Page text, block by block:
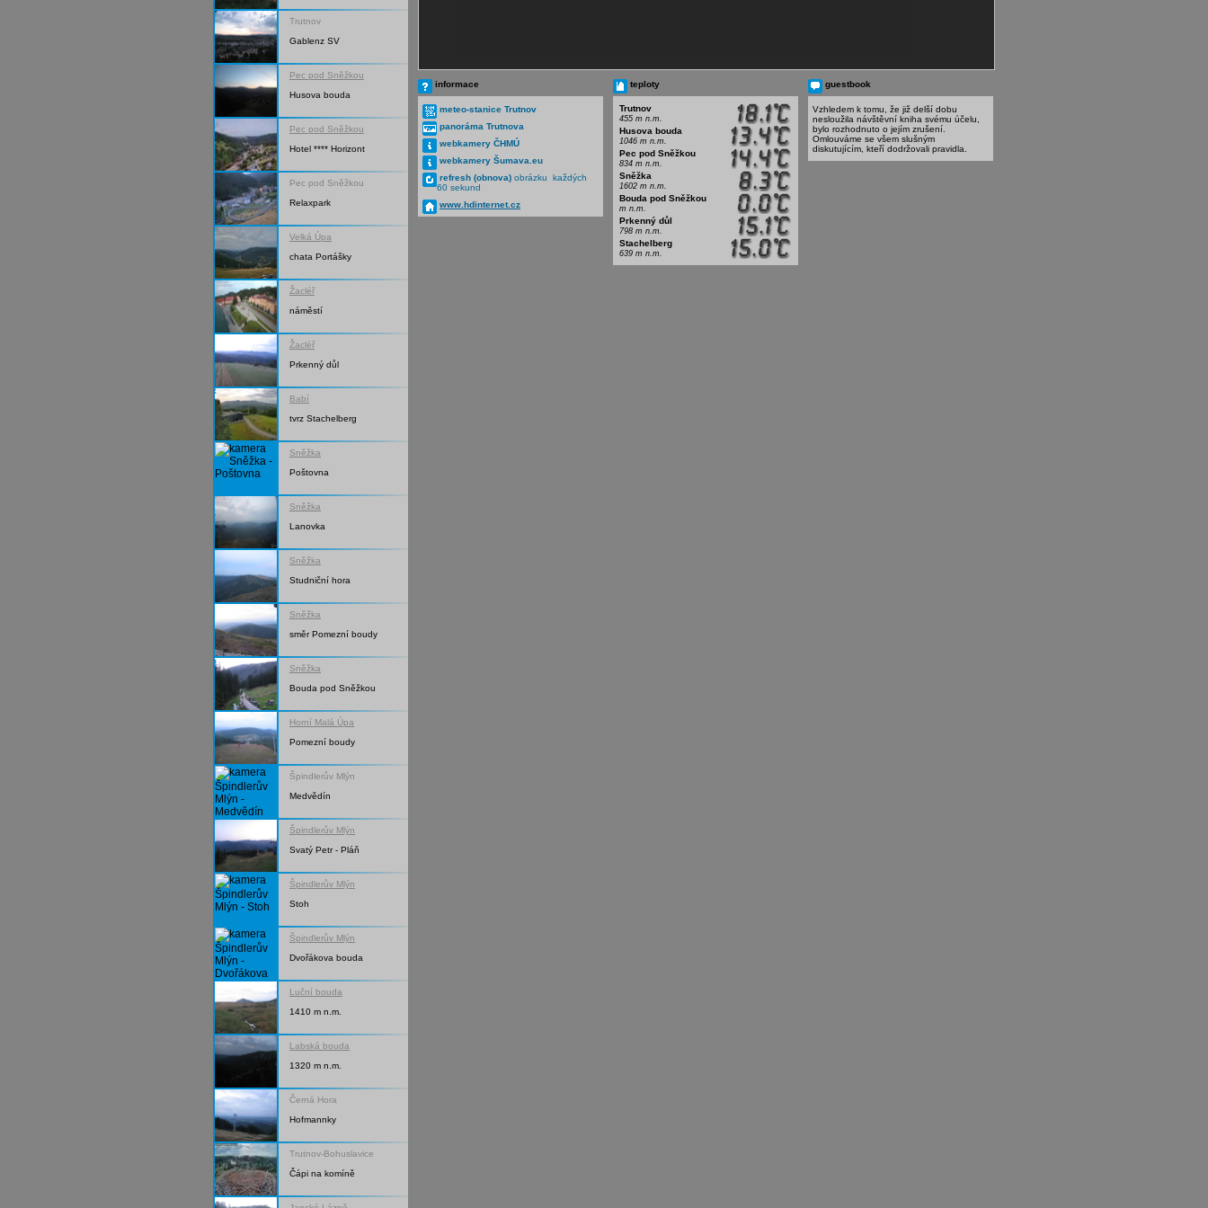
Trutnov
Gablenz SV
Pec pod Sněžkou
Husova bouda
Pec pod Sněžkou
Hotel **** Horizont
Pec pod Sněžkou
Relaxpark
Velká Úpa
chata Portášky
Žacléř
náměstí
Žacléř
Prkenný důl
Babí
tvrz Stachelberg
Sněžka
Poštovna
Sněžka
Lanovka
Sněžka
Studniční hora
Sněžka
směr Pomezní boudy
Sněžka
Bouda pod Sněžkou
Horní Malá Úpa
Pomezní boudy
Špindlerův Mlýn
Medvědín
Špindlerův Mlýn
Svatý Petr - Pláň
Špindlerův Mlýn
Stoh
Špindlerův Mlýn
Dvořákova bouda
Luční bouda
1410 m n.m.
Labská bouda
1320 m n.m.
Černá Hora
Hofmannky
Trutnov-Bohuslavice
Čápi na komíně
informace
meteo-stanice Trutnov
panoráma Trutnova
webkamery ČHMÚ
webkamery Šumava.eu
refresh (obnova) obrázku každých
60 sekund
www.hdinternet.cz
teploty
Trutnov
455 m n.m.
Husova bouda
1046 m n.m.
Pec pod Sněžkou
834 m n.m.
Sněžka
1602 m n.m.
Bouda pod Sněžkou
m n.m.
Prkenný důl
798 m n.m.
Stachelberg
639 m n.m.
guestbook
Vzhledem k tomu, že již delší dobu
nesloužila návštěvní kniha svému účelu,
bylo rozhodnuto o jejím zrušení.
Omlouváme se všem slušným
diskutujícím, kteří dodržovali pravidla.